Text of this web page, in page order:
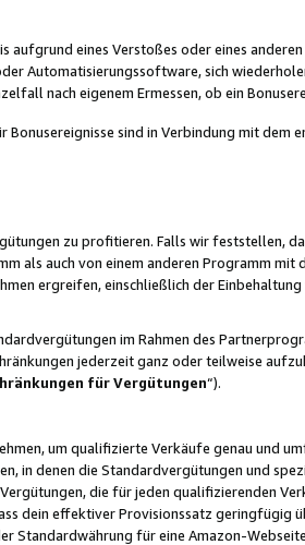
aufgrund eines Verstoßes oder eines
Automatisierungssoftware, sich
nach eigenem Ermessen, ob ein
sind in Verbindung mit dem
zu profitieren. Falls wir feststellen,
als auch von einem anderen Programm
ergreifen, einschließlich der
im Rahmen des
jederzeit ganz oder teilweise
für Vergütungen“).
um qualifizierte Verkäufe genau und
in denen die Standardvergütungen und
die für jeden qualifizierenden
dein effektiver Provisionssatz geringfügig
Standardwährung für eine Amazon-